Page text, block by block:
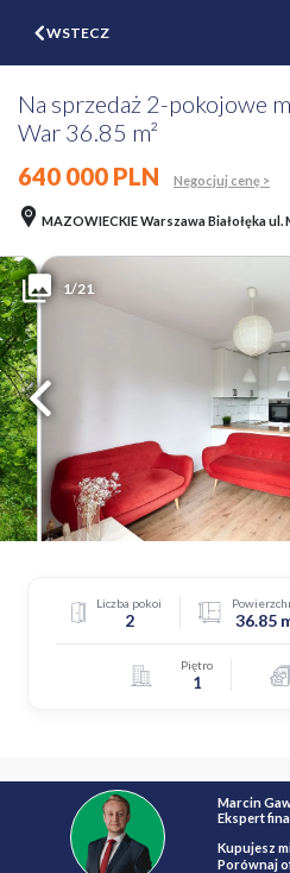
WSTECZ
Na sprzedaż 2-pokojowe
War 36.85 m²
640 000 PLN
Negocjuj cenę >
MAZOWIECKIE Warszawa Białołęka
1/21
Liczba pokoi
2 36.85
Piętro
1
Marcin
Ekspert
Kupujesz
Porównaj